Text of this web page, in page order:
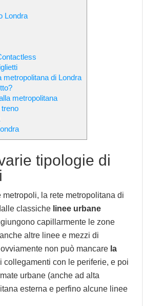
Londra
di Londra
metropolitana
tipologie di
la rete metropolitana di
classiche linee urbane
capillarmente le zone
altre linee e mezzi di
non può mancare la
collegamenti con le periferie, e poi
urbane (anche ad alta
esterna e perfino alcune linee